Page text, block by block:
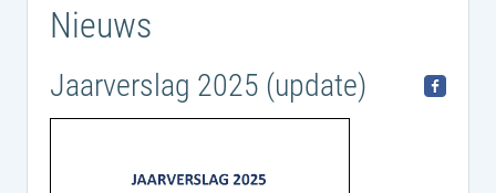
Nieuws
Jaarverslag 2025 (update)